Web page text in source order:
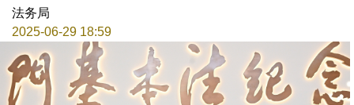
法务局
2025-06-29 18:59